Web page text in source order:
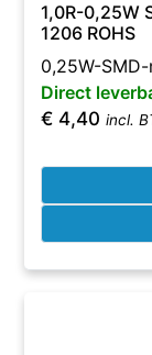
1,0R-0,25W
1206 ROHS
0,25W-
Direct
€ 4,40 incl.